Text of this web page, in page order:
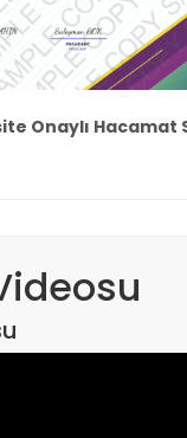
Onaylı Hacamat